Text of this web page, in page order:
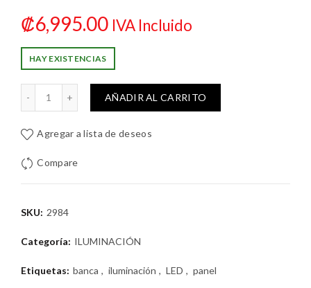
₡6,995.00 IVA Incluido
HAY EXISTENCIAS
6500K NATURE LED cantidad
AÑADIR AL CARRITO
Agregar a lista de deseos
Compare
SKU: 2984
Categoría: ILUMINACIÓN
Etiquetas: banca , iluminación , LED , panel